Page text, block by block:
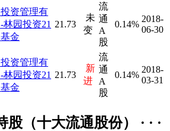
资管理有
林园投资21
金
21.73
未
变
流
通
A
股
0.14%
2018-
06-30
资管理有
林园投资21
金
21.73
新
进
流
通
A
股
0.14%
2018-
03-31
（十大流通股份） · · ·